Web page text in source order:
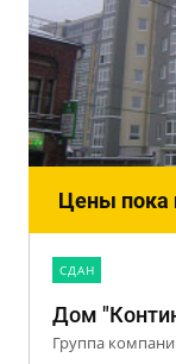
Цены пока
CДАН
Дом
Группа